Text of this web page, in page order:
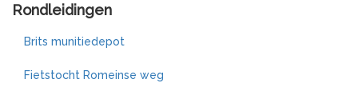
Rondleidingen
Brits munitiedepot
Fietstocht Romeinse weg